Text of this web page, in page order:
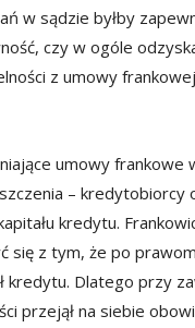
w sądzie byłby
czy w ogóle
z umowy
umowy frankowe
– kredytobiorcy
kredytu.
się z tym, że po
kredytu. Dlatego przy
przejął na siebie